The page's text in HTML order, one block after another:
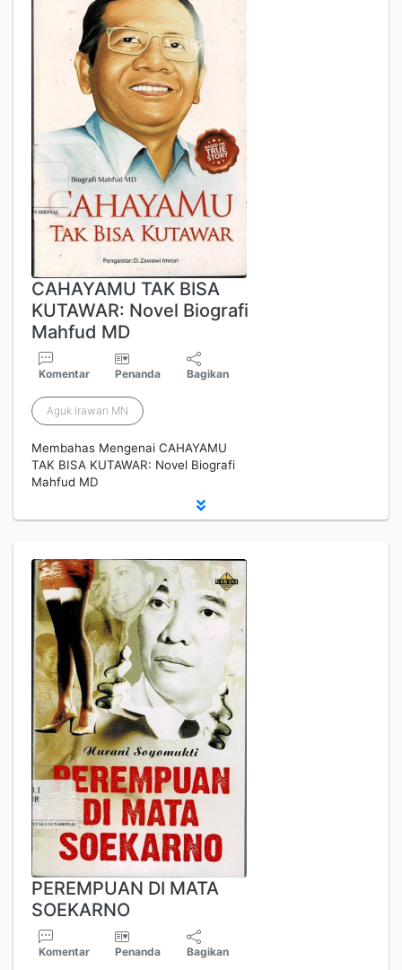
CAHAYAMU TAK BISA
KUTAWAR: Novel Biografi
Mahfud MD
Komentar Penanda Bagikan
Aguk Irawan MN
Membahas Mengenai CAHAYAMU
TAK BISA KUTAWAR: Novel Biografi
Mahfud MD
PEREMPUAN DI MATA
SOEKARNO
Komentar Penanda Bagikan